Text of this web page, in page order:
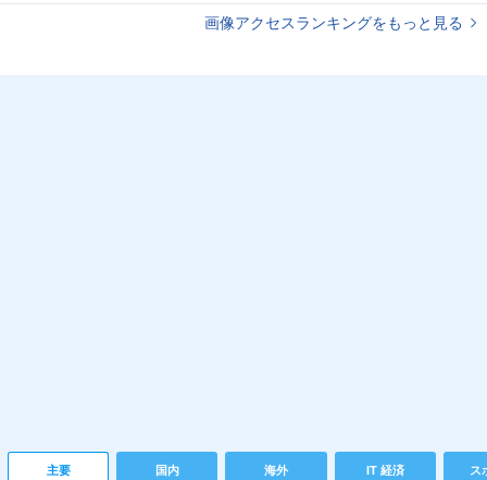
画像アクセスランキングをもっと見る
主要 国内 海外 IT 経済 ス